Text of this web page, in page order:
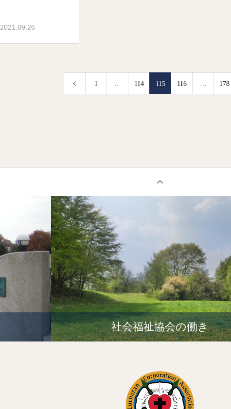
2021.09.26
1 … 114 115 116 … 178
社会福祉協会の働き